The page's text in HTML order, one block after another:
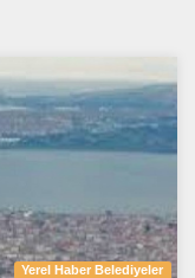
Yerel Haber Belediyeler